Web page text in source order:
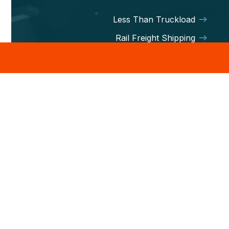
Less Than Truckload
Rail Freight Shipping
Less-than-Truckload